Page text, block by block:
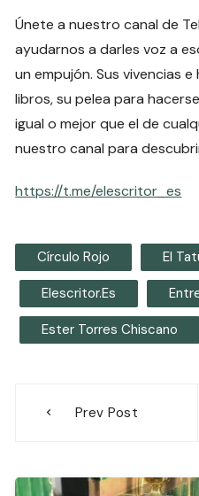
Únete a nuestro canal de
ayudarnos a darles voz a
un empujón. Sus vivencias
libros, su pelea para
igual o mejor que el de
nuestro canal para
https://t.me/elescritor_es
Círculo Rojo El
Elescritor.es
Ester Torres Chiscano
Prev Post